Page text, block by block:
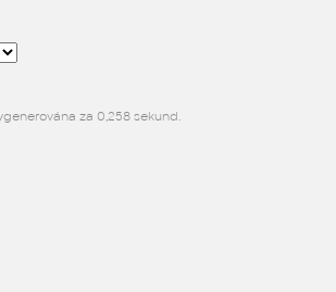
za 0,258 sekund.